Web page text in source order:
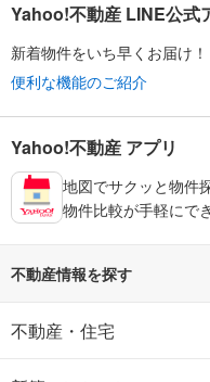
Yahoo!不動産 LINE公式
新着物件をいち早くお届け！
便利な機能のご紹介
Yahoo!不動産 アプリ
地図でサクッと物件
物件比較が手軽にで
不動産情報を探す
不動産・住宅